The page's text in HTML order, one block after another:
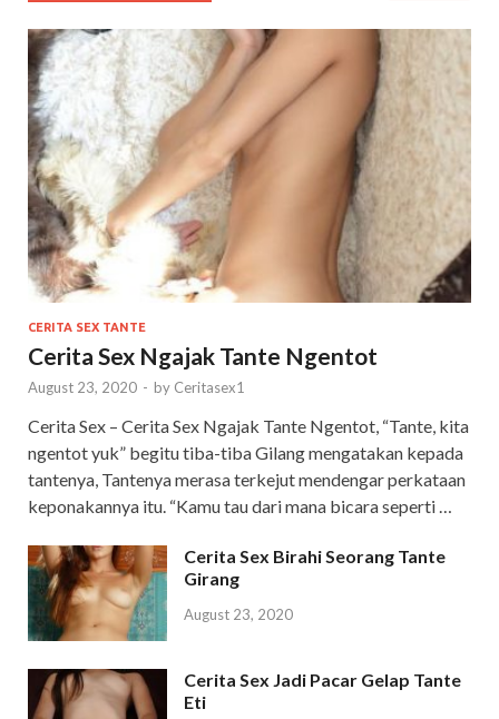
CERITA SEX TANTE
Cerita Sex Ngajak Tante Ngentot
August 23, 2020 - by Ceritasex1
Cerita Sex – Cerita Sex Ngajak Tante Ngentot, “Tante, kita
ngentot yuk” begitu tiba-tiba Gilang mengatakan kepada
tantenya, Tantenya merasa terkejut mendengar perkataan
keponakannya itu. “Kamu tau dari mana bicara seperti …
Cerita Sex Birahi Seorang Tante
Girang
August 23, 2020
Cerita Sex Jadi Pacar Gelap Tante
Eti